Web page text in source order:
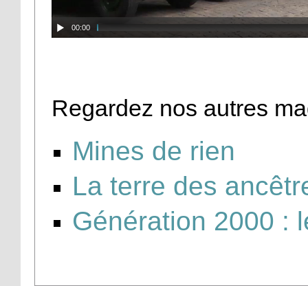
00:00
Regardez nos autres
Mines de rien
La terre des
Génération 2000 :